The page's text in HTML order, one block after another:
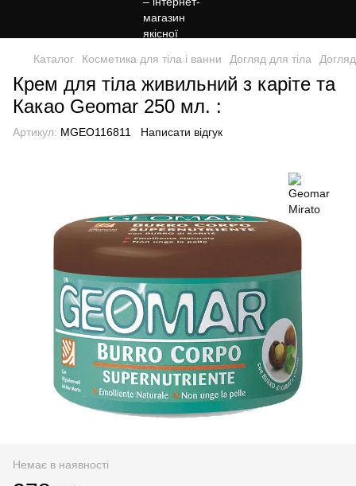
Каталог Косметика для тіла і ванни Догляд для тіла
Крем для тіла живильний з каріте та
Какао Geomar 250 мл. :
Артикул: MGEO116811 Написати відгук
Немає в наявності